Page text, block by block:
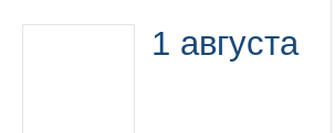
1 августа